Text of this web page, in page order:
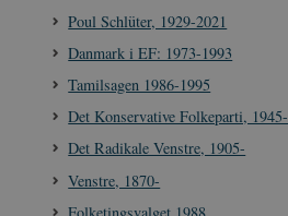
Poul Schlüter, 1929-2021
Danmark i EF: 1973-1993
Tamilsagen 1986-1995
Det Konservative Folkeparti, 1945-
Det Radikale Venstre, 1905-
Venstre, 1870-